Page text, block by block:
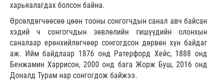
харьяалагдах болсон байна.
Өрсөлдөгчөөсөө цөөн тооны сонгогчдын санал авч байсан
хэдий ч сонгогчдын зөвлөлийн гишүүдийн олонхын
саналаар ерөнхийлөгчөөр сонгогдсон дөрвөн хүн байдаг
аж. Ийм байдлаар 1876 онд Ратерфорд Хейс, 1888 онд
Бенжамин Харрисон, 2000 онд бага Жорж Буш, 2016 онд
Доналд Турам нар сонгогдож байжээ.